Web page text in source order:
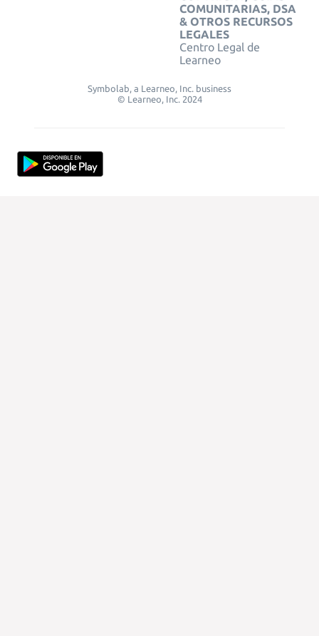
COMUNITARIAS, DSA
& OTROS RECURSOS
LEGALES
Centro Legal de
Learneo
Symbolab, a Learneo, Inc. business
© Learneo, Inc. 2024